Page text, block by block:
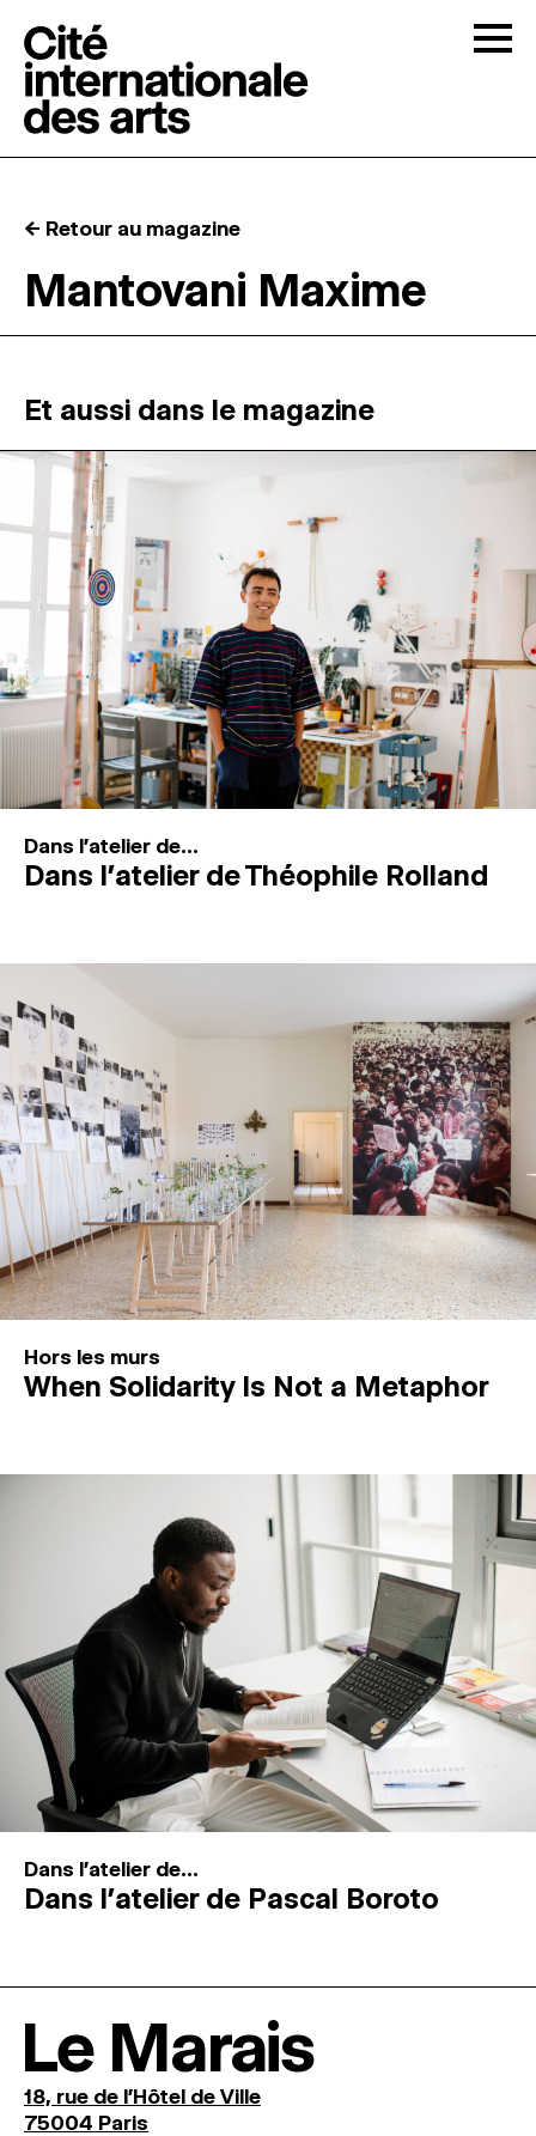
RÉSIDENCES ↓
ATELIERS OUVERTS
PROGRAMMATION
MAGAZINE
ESPACES DE PRATIQUE ARTISTIQUE ↓
Recherche
Connexion
← Retour au magazine
Mantovani Maxime
Et aussi dans le magazine
Dans l'atelier de...
Dans l’atelier de Théophile Rolland
Hors les murs
When Solidarity Is Not a Metaphor
Dans l'atelier de...
Dans l’atelier de Pascal Boroto
Le Marais
18, rue de l'Hôtel de Ville
75004 Paris